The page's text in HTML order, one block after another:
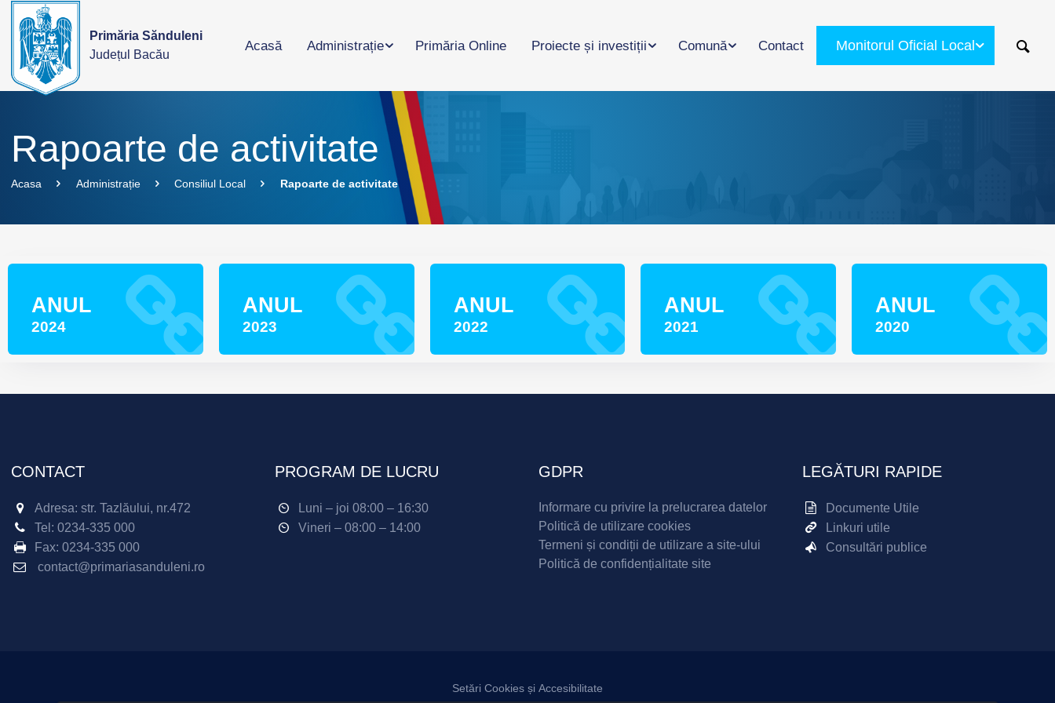
Primăria Sănduleni
Județul Bacău
Acasă Administrație Primăria Online Proiecte și investiții Comună Contact Monitorul Oficial Local
Rapoarte de activitate
Acasa Administrație Consiliul Local Rapoarte de activitate
ANUL
2024
ANUL
2023
ANUL
2022
ANUL
2021
ANUL
2020
CONTACT
Adresa: str. Tazlăului, nr.472
Tel: 0234-335 000
Fax: 0234-335 000
contact@primariasanduleni.ro
PROGRAM DE LUCRU
Luni – joi 08:00 – 16:30
Vineri – 08:00 – 14:00
GDPR
Informare cu privire la prelucrarea datelor
Politică de utilizare cookies
Termeni și condiții de utilizare a site-ului
Politică de confidențialitate site
LEGĂTURI RAPIDE
Documente Utile
Linkuri utile
Consultări publice
Setări Cookies și Accesibilitate